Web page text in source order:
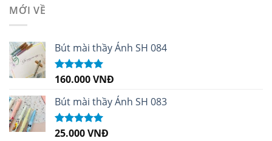
MỚI VỀ
Bút mài thầy Ánh SH 084
Được xếp
sao
160.000VNĐ
Bút mài thầy Ánh SH 083
Được xếp
25.000VNĐ